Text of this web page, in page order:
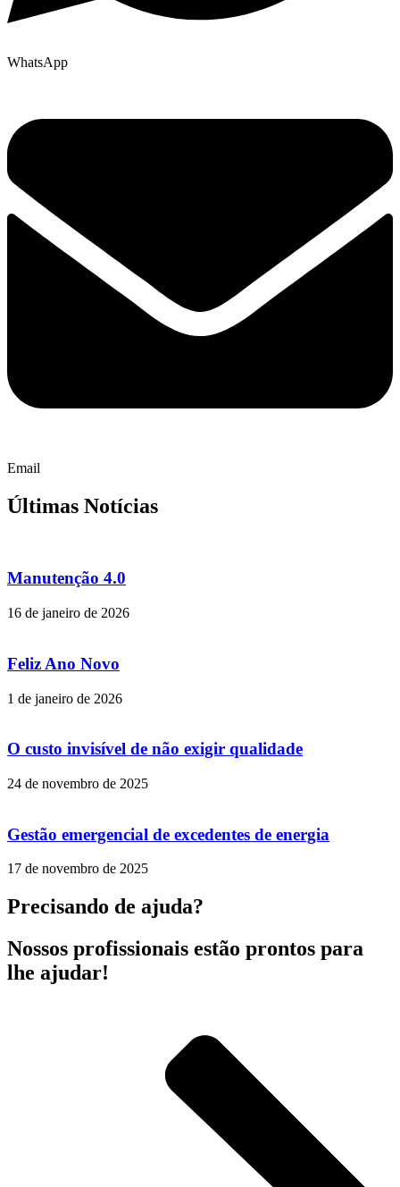
WhatsApp
Email
Últimas Notícias
Manutenção 4.0
16 de janeiro de 2026
Feliz Ano Novo
1 de janeiro de 2026
O custo invisível de não exigir qualidade
24 de novembro de 2025
Gestão emergencial de excedentes de energia
17 de novembro de 2025
Precisando de ajuda?
Nossos profissionais estão prontos para
lhe ajudar!